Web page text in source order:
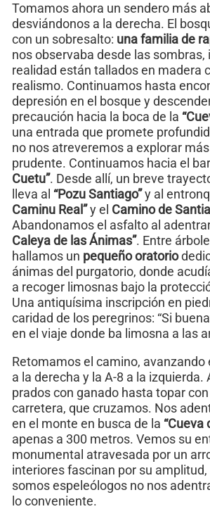
Tomamos ahora un sendero más
desviándonos a la derecha. El
con un sobresalto: una familia de
nos observaba desde las sombras,
realidad están tallados en madera
realismo. Continuamos hasta
depresión en el bosque y
precaución hacia la boca de la
una entrada que promete
no nos atreveremos a explorar
prudente. Continuamos hacia el
Cuetu”. Desde allí, un breve
lleva al “Pozu Santiago”y al
Caminu Real”y el Camino de
Abandonamos el asfalto al
Caleya de las Ánimas”. Entre
hallamos un pequeño oratorio
ánimas del purgatorio, donde
a recoger limosnas bajo la
Una antiquísima inscripción en
caridad de los peregrinos: “Si
en el viaje donde ba limosna a las
Retomamos el camino, avanzando
a la derecha y la A-8 a la
prados con ganado hasta topar
carretera, que cruzamos. Nos
en el monte en busca de la “Cueva
apenas a 300 metros. Vemos su
monumental atravesada por un
interiores fascinan por su
somos espeleólogos no nos
lo conveniente.